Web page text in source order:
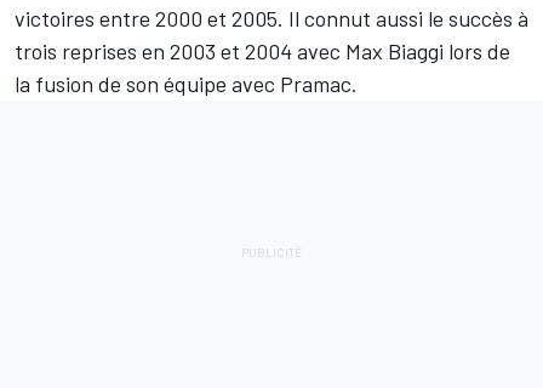
victoires entre 2000 et 2005. Il connut aussi le succès à
trois reprises en 2003 et 2004 avec Max Biaggi lors de
la fusion de son équipe avec Pramac.